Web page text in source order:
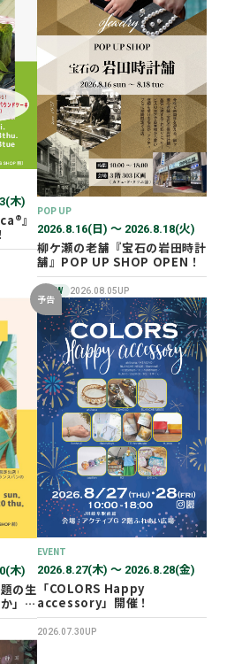
木)
』
POP UP
2026.8.16(日) 〜 2026.8.18(火)
柳ケ瀬の老舗『宝石の岩田時計
舗』POP UP SHOP OPEN！
NEW 2026.08.05UP
木)
の生
」
予告
EVENT
2026.8.27(木) 〜 2026.8.28(金)
「COLORS Happy
accessory」開催！
2026.07.30UP